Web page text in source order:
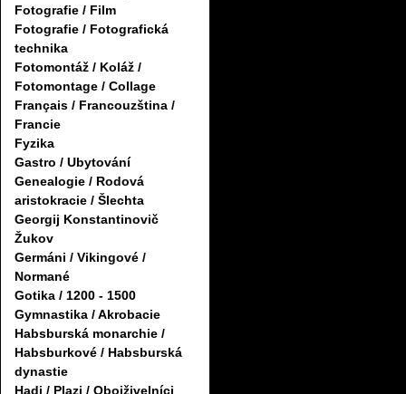
Fotografie / Film
Fotografie / Fotografická
technika
Fotomontáž / Koláž /
Fotomontage / Collage
Français / Francouzština /
Francie
Fyzika
Gastro / Ubytování
Genealogie / Rodová
aristokracie / Šlechta
Georgij Konstantinovič
Žukov
Germáni / Vikingové /
Normané
Gotika / 1200 - 1500
Gymnastika / Akrobacie
Habsburská monarchie /
Habsburkové / Habsburská
dynastie
Hadi / Plazi / Obojživelníci